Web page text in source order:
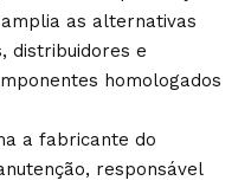
as alternativas
distribuidores e
homologados
a fabricante do
responsável